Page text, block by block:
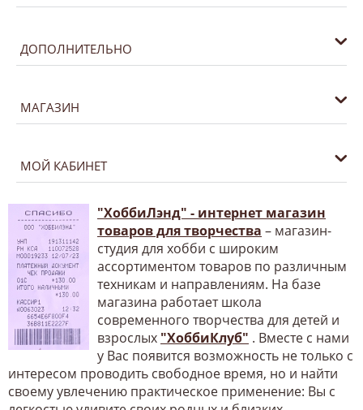
ДОПОЛНИТЕЛЬНО
МАГАЗИН
МОЙ КАБИНЕТ
"ХоббиЛэнд" - интернет магазин
товаров для творчества – магазин-
студия для хобби с широким
ассортиментом товаров по различным
техникам и направлениям. На базе
магазина работает школа
современного творчества для детей и
взрослых "ХоббиКлуб" . Вместе с нами
у Вас появится возможность не только с
интересом проводить свободное время, но и найти
своему увлечению практическое применение: Вы с